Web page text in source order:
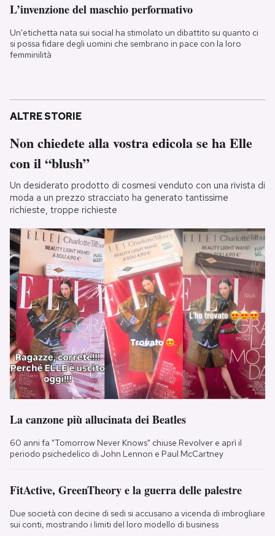
L’invenzione del maschio performativo
Un'etichetta nata sui social ha stimolato un dibattito su quanto ci
si possa fidare degli uomini che sembrano in pace con la loro
femminilità
ALTRE STORIE
Non chiedete alla vostra edicola se ha Elle
con il “blush”
Un desiderato prodotto di cosmesi venduto con una rivista di
moda a un prezzo stracciato ha generato tantissime
richieste, troppe richieste
La canzone più allucinata dei Beatles
60 anni fa "Tomorrow Never Knows" chiuse Revolver e aprì il
periodo psichedelico di John Lennon e Paul McCartney
FitActive, GreenTheory e la guerra delle palestre
Due società con decine di sedi si accusano a vicenda di imbrogliare
sui conti, mostrando i limiti del loro modello di business